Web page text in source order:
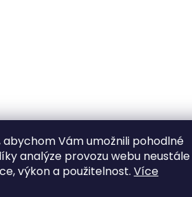
abychom Vám umožnili pohodlné
analýze provozu webu neustále
výkon a použitelnost. Více